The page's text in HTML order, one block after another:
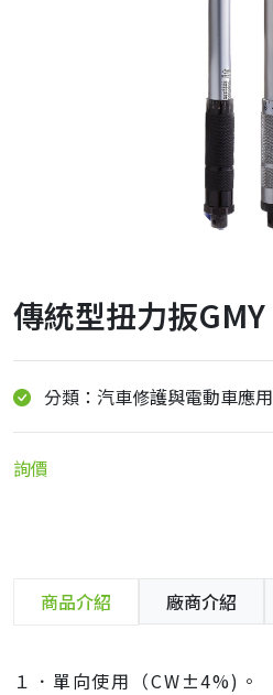
傳統型扭力扳GMY
分類：汽車修護與電動車應用
詢價
商品介紹 廠商介紹
１．單向使用（CW±4%)。